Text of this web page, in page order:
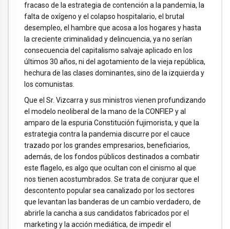
fracaso de la estrategia de contención a la pandemia, la
falta de oxígeno y el colapso hospitalario, el brutal
desempleo, el hambre que acosa a los hogares y hasta
la creciente criminalidad y delincuencia, ya no serían
consecuencia del capitalismo salvaje aplicado en los
últimos 30 años, ni del agotamiento de la vieja república,
hechura de las clases dominantes, sino de la izquierda y
los comunistas.
Que el Sr. Vizcarra y sus ministros vienen profundizando
el modelo neoliberal de la mano de la CONFIEP y al
amparo de la espuria Constitución fujimorista, y que la
estrategia contra la pandemia discurre por el cauce
trazado por los grandes empresarios, beneficiarios,
además, de los fondos públicos destinados a combatir
este flagelo, es algo que ocultan con el cinismo al que
nos tienen acostumbrados. Se trata de conjurar que el
descontento popular sea canalizado por los sectores
que levantan las banderas de un cambio verdadero, de
abrirle la cancha a sus candidatos fabricados por el
marketing y la acción mediática, de impedir el